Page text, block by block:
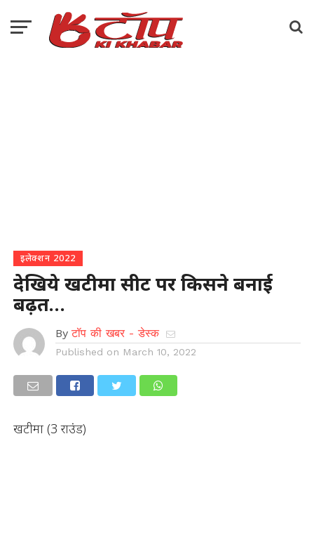
इलेक्शन 2022
देखिये खटीमा सीट पर किसने बनाई
बढ़त…
By टॉप की खबर - डेस्क
Published on March 10, 2022
खटीमा (3 राउंड)